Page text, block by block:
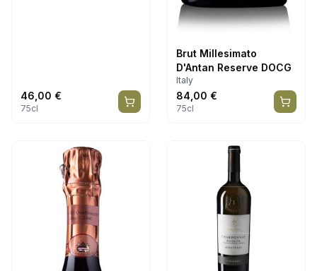
46,00 €
75cl
Brut Millesimato
D'Antan Reserve DOCG
Italy
84,00 €
75cl